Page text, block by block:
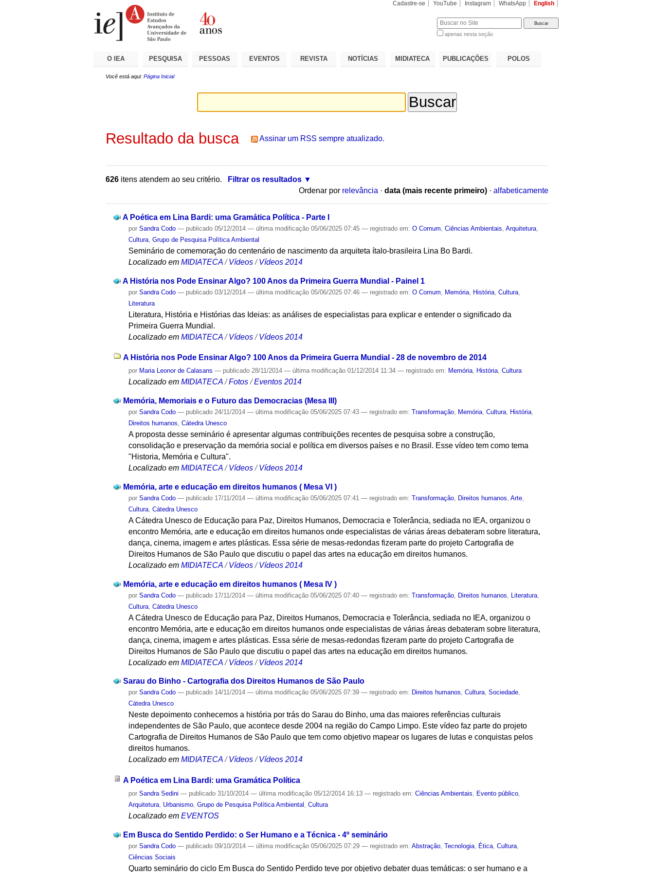
Cadastre-se YouTube Instagram WhatsApp English
apenas nesta seção
O IEA PESQUISA PESSOAS EVENTOS REVISTA NOTÍCIAS MIDIATECA PUBLICAÇÕES POLOS
Você está aqui: Página Inicial
Resultado da busca Assinar um RSS sempre atualizado.
626 itens atendem ao seu critério.
Filtrar os resultados
Ordenar por relevância · data (mais recente primeiro) · alfabeticamente
A Poética em Lina Bardi: uma Gramática Política - Parte I
porSandra Codo — publicado 05/12/2014— última modificação 05/06/2025 07:45— registrado em:O Comum ,Ciências Ambientais ,Arquitetura
Cultura ,Grupo de Pesquisa Política Ambiental
Seminário de comemoração do centenário de nascimento da arquiteta ítalo-brasileira Lina Bo Bardi.
Localizado em MIDIATECA /Vídeos /Vídeos 2014
A História nos Pode Ensinar Algo? 100 Anos da Primeira Guerra Mundial - Painel 1
porSandra Codo — publicado 03/12/2014— última modificação 05/06/2025 07:46— registrado em:O Comum Memória História ,Cultura
Literatura
Literatura, História e Histórias das Ideias: as análises de especialistas para explicar e entender o significado da
Primeira Guerra Mundial.
Localizado em MIDIATECA /Vídeos /Vídeos 2014
A História nos Pode Ensinar Algo? 100 Anos da Primeira Guerra Mundial - 28 de novembro de 2014
por Maria Leonor de Calasans — publicado 28/11/2014— última modificação 01/12/2014 11:34— registrado em: Memória, História,Cultura
Localizado em MIDIATECA /Fotos /Eventos 2014
Memória, Memoriais e o Futuro das Democracias (Mesa III)
porSandra Codo — publicado 24/11/2014— última modificação 05/06/2025 07:43— registrado em:Transformação, Memória,Cultura, História,
Direitos humanos,Cátedra Unesco
A proposta desse seminário é apresentar algumas contribuições recentes de pesquisa sobre a construção,
consolidação e preservação da memória social e política em diversos países e no Brasil. Esse vídeo tem como tema
"Historia, Memória e Cultura".
Localizado em MIDIATECA /Vídeos /Vídeos 2014
Memória, arte e educação em direitos humanos ( Mesa VI )
porSandra Codo — publicado 17/11/2014— última modificação 05/06/2025 07:41— registrado em:Transformação Direitos humanos ,Arte
Cultura ,Cátedra Unesco
A Cátedra Unesco de Educação para Paz, Direitos Humanos, Democracia e Tolerância, sediada no IEA, organizou o
encontro Memória, arte e educação em direitos humanos onde especialistas de várias áreas debateram sobre literatura,
dança, cinema, imagem e artes plásticas. Essa série de mesas-redondas fizeram parte do projeto Cartografia de
Direitos Humanos de São Paulo que discutiu o papel das artes na educação em direitos humanos.
Localizado em MIDIATECA /Vídeos /Vídeos 2014
Memória, arte e educação em direitos humanos ( Mesa IV )
porSandra Codo — publicado 17/11/2014— última modificação 05/06/2025 07:40— registrado em:Transformação Direitos humanos Literatura
Cultura ,Cátedra Unesco
A Cátedra Unesco de Educação para Paz, Direitos Humanos, Democracia e Tolerância, sediada no IEA, organizou o
encontro Memória, arte e educação em direitos humanos onde especialistas de várias áreas debateram sobre literatura,
dança, cinema, imagem e artes plásticas. Essa série de mesas-redondas fizeram parte do projeto Cartografia de
Direitos Humanos de São Paulo que discutiu o papel das artes na educação em direitos humanos.
Localizado em MIDIATECA /Vídeos /Vídeos 2014
Sarau do Binho - Cartografia dos Direitos Humanos de São Paulo
porSandra Codo — publicado 14/11/2014— última modificação 05/06/2025 07:39— registrado em: Direitos humanos,Cultura,Sociedade,
Cátedra Unesco
Neste depoimento conhecemos a história por trás do Sarau do Binho, uma das maiores referências culturais
independentes de São Paulo, que acontece desde 2004 na região do Campo Limpo. Este vídeo faz parte do projeto
Cartografia de Direitos Humanos de São Paulo que tem como objetivo mapear os lugares de lutas e conquistas pelos
direitos humanos.
Localizado em MIDIATECA /Vídeos /Vídeos 2014
A Poética em Lina Bardi: uma Gramática Política
porSandra Sedini — publicado 31/10/2014— última modificação 05/12/2014 16:13— registrado em:Ciências Ambientais Evento público
Arquitetura Urbanismo ,Grupo de Pesquisa Política Ambiental ,Cultura
Localizado em EVENTOS
Em Busca do Sentido Perdido: o Ser Humano e a Técnica - 4º seminário
porSandra Codo — publicado 09/10/2014— última modificação 05/06/2025 07:29— registrado em:Abstração ,Tecnologia Ética ,Cultura
Ciências Sociais
Quarto seminário do ciclo Em Busca do Sentido Perdido teve por objetivo debater duas temáticas: o ser humano e a